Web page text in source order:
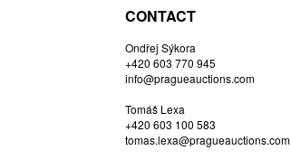
BASTL ROMAN
BAUCH JAN
BAUER VL.
BEDNÁŘOVÁ EVA
BĚHAL DOMINIK
CONTACT
Ondřej Sýkora
+420 603 770 945
info@pragueauctions.com
Tomáš Lexa
+420 603 100 583
tomas.lexa@pragueauctions.com